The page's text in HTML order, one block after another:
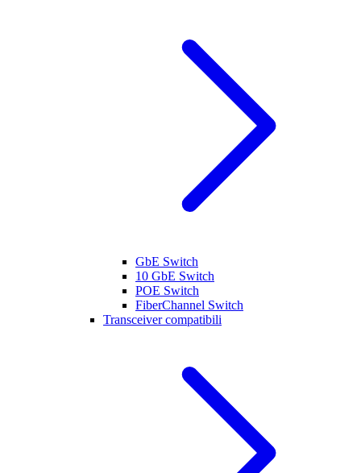
GbE Switch
10 GbE Switch
POE Switch
FiberChannel Switch
Transceiver compatibili